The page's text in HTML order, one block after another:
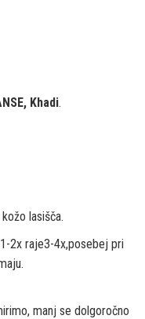
Khadi.
lasišča.
2x raje3-4x,posebej pri
manj se dolgoročno